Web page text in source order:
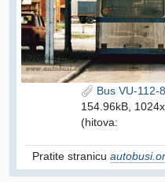
Bus VU-112-
154.96kB,
(hitova:
Pratite stranicu